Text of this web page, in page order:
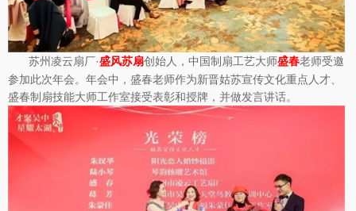
苏州凌云扇厂·盛风苏扇创始人，中国制扇工艺大师盛春老师受邀
参加此次年会。年会中，盛春老师作为新晋姑苏宣传文化重点人才、
盛春制扇技能大师工作室接受表彰和授牌，并做发言讲话。